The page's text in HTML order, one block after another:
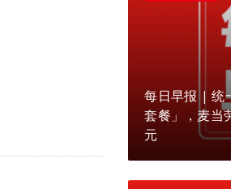
每日早报 | 统
套餐」，麦当
元